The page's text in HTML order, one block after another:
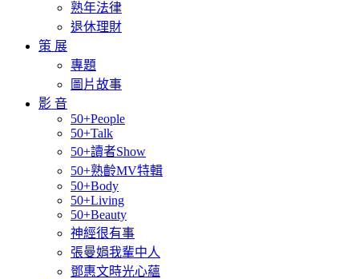
熟年法律
退休理財
策 展
專題
圖片故事
影 音
50+People
50+Talk
50+讀者Show
50+熟齡MV特輯
50+Body
50+Living
50+Beauty
神經很有事
張曼娟我輩中人
鄧惠文時光心蘊